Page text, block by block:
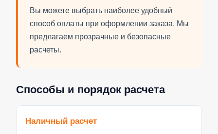
Вы можете выбрать наиболее удобный
способ оплаты при оформлении заказа. Мы
предлагаем прозрачные и безопасные
расчеты.
Способы и порядок расчета
Наличный расчет